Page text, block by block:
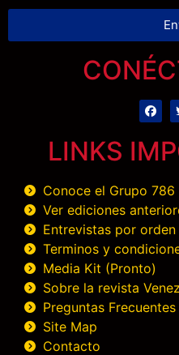
LINKS
Conoce el Grupo 786
Ver ediciones
Entrevistas por
Terminos y
Media Kit (Pronto)
Sobre la revista
Preguntas Frecuentes
Site Map
Contacto